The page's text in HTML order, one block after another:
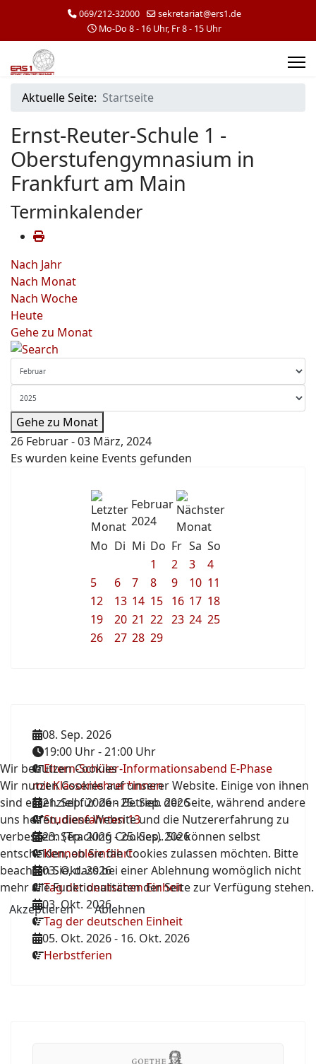
069/212-32000
sekretariat@ers1.de
Mo-Do 8 - 16 Uhr, Fr 8 - 15 Uhr
Aktuelle Seite: Startseite
Ernst-Reuter-Schule 1 -
Oberstufengymnasium in
Frankfurt am Main
Terminkalender
Nach Jahr
Nach Monat
Nach Woche
Heute
Gehe zu Monat
Gehe zu Monat
26 Februar - 03 März, 2024
Es wurden keine Events gefunden
Februar
2024
Mo Di Mi Do Fr Sa So
1
2 3
4
5
6 7 8 9 10 11
12
13 14 15 16 17 18
19
20 21 22 23 24 25
26
27 28 29
08. Sep. 2026
19:00 Uhr-21:00 Uhr
Eltern-Schüler-Informationsabend E-Phase
mit Klassenlehrer*innen
21. Sep. 2026-25. Sep. 2026
Studienfahrten 13
23. Sep. 2026-25. Sep. 2026
Kennenlernfahrt
03. Okt. 2026
Tag der deutschen Einheit
03. Okt. 2026
Tag der deutschen Einheit
05. Okt. 2026- 16. Okt. 2026
Herbstferien
Wir benutzen Cookies
Wir nutzen Cookies auf unserer Website. Einige von ihnen
sind essenziell für den Betrieb der Seite, während andere
uns helfen, diese Website und die Nutzererfahrung zu
verbessern (Tracking Cookies). Sie können selbst
entscheiden, ob Sie die Cookies zulassen möchten. Bitte
beachten Sie, dass bei einer Ablehnung womöglich nicht
mehr alle Funktionalitäten der Seite zur Verfügung stehen.
Akzeptieren
Ablehnen